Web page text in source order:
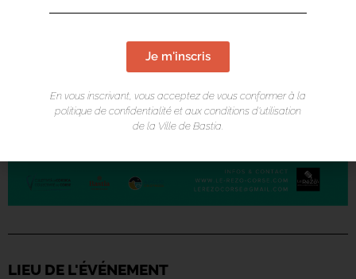
LIEU DE L'ÉVÉNEMENT
Je m'inscris
En vous inscrivant, vous acceptez de vous conformer à la
politique de confidentialité et aux conditions d’utilisation
de la Ville de Bastia.